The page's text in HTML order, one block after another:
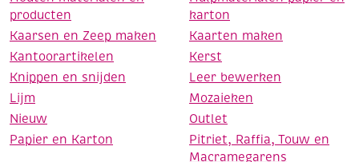
producten
karton
Kaarsen en Zeep maken
Kaarten maken
Kantoorartikelen
Kerst
Knippen en snijden
Leer bewerken
Lijm
Mozaieken
Nieuw
Outlet
Papier en Karton
Pitriet, Raffia, Touw en
Macramegarens